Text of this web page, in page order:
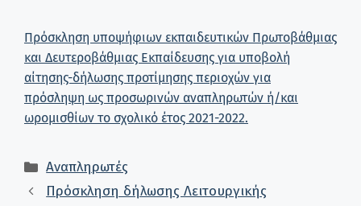
Πρόσκληση υποψήφιων εκπαιδευτικών Πρωτοβάθμιας
και Δευτεροβάθμιας Εκπαίδευσης για υποβολή
αίτησης-δήλωσης προτίμησης περιοχών για
πρόσληψη ως προσωρινών αναπληρωτών ή/και
ωρομισθίων το σχολικό έτος 2021-2022.
Κατηγορίες
Αναπληρωτές
Πρόσκληση δήλωσης Λειτουργικής